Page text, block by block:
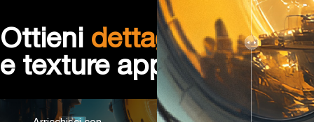
Ottieni dettagli naturali
e texture appropriate